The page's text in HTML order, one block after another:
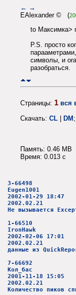
← →
EAlexander © (
to Максимка>
P.S. просто
символы, и
разобраться.
Страницы: 1 вся
Скачать: CL | DM;
Память: 0.46 MB
Время: 0.013 c
3-66498
Eugen1001
2002-01-29 18:47
2002.02.21
Не вызывается
1-66510
IronHawk
2002-02-06 17:01
2002.02.21
данные из
7-66692
Кол_бас
2001-11-18 15:05
2002.02.21
Количество пиков